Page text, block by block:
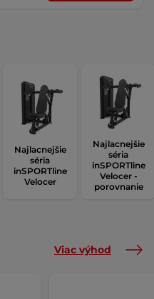
Najlacnejšie
séria
inSPORTline
Velocer
Najlacnejšie
séria
inSPORTline
Velocer -
porovnanie
Viac výhod